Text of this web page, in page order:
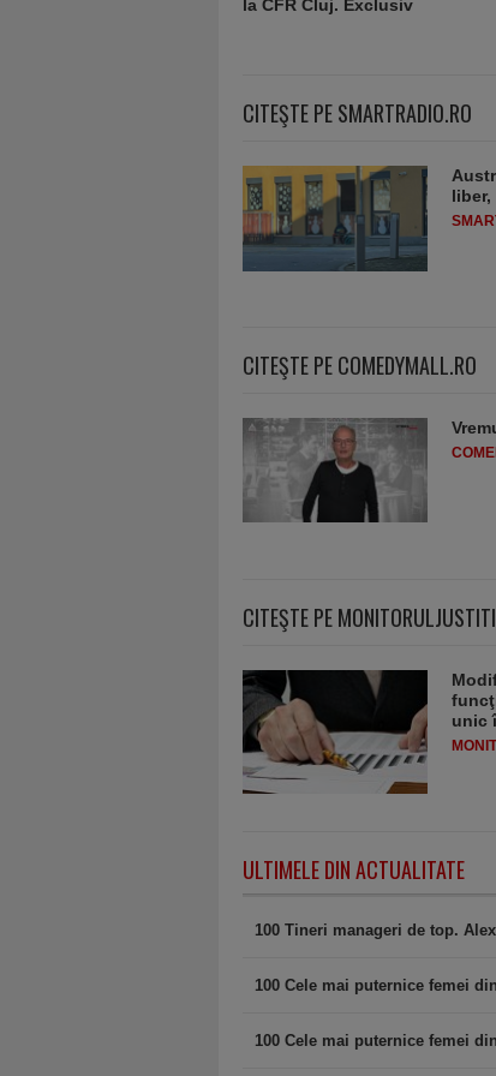
CITEŞTE PE SMARTRADIO.RO
liber,
CITEŞTE PE COMEDYMALL.RO
CITEŞTE PE
unic
ULTIMELE DIN ACTUALITATE
100 Tineri manageri de top.
100 Cele mai puternice femei
100 Cele mai puternice femei